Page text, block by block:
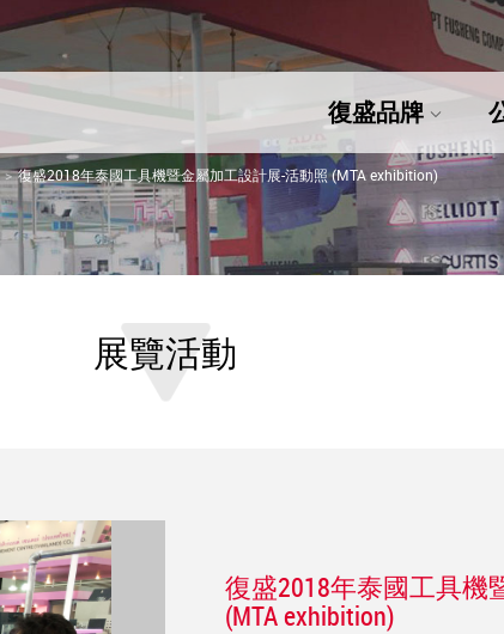
復盛品牌
復盛2018年泰國工具機暨金屬加工設計展-活動照 (MTA exhibition)
展覽活動
復盛2018年泰國工具機
(MTA exhibition)